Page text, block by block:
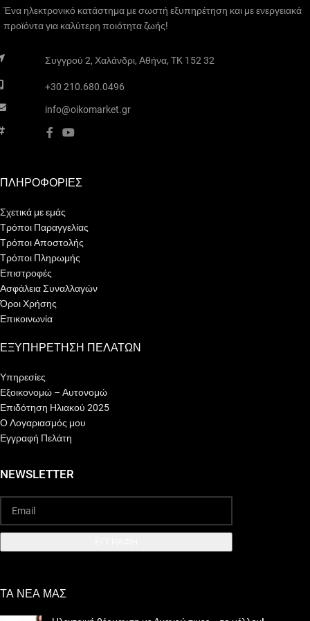
πολλές λειτουργίες ελέγχου και
αυτοματισμού. Κατασκευάζεται
O.ERRE με τις υψηλότερες
Ένα ηλεκτρονικό κατάστημα με σωστή εξυπηρέτηση και με ενεργειακά
προϊόντα για καλύτερη ποιότητα ζωής!
Συγγρού 2, Χαλάνδρι, Αθήνα, TK 152 32
+30 210.680.0496
info@oikomarket.gr
ΠΛΗΡΟΦΟΡΙΕΣ
Σχετικά με εμάς
Τρόποι Παραγγελίας
Τρόποι Αποστολής
Τρόποι Πληρωμής
Επιστροφές
Ασφάλεια Συναλλαγών
Όροι Χρήσης
Επικοινωνία
ΕΞΥΠΗΡΕΤΗΣΗ ΠΕΛΑΤΩΝ
Υπηρεσίες
Εξοικονομώ – Αυτονομώ
Επιδότηση Ηλιακού 2025
Ο Λογαριασμός μου
Εγγραφή Πελάτη
NEWSLETTER
ΤΑ ΝΕΑ ΜΑΣ